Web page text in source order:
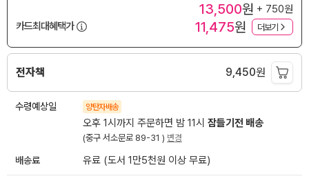
13,500원 + 750원
카드최대혜택가
11,475원 더보기
전자책 9,450원
수령예상일 양탄자배송
오후 1시까지 주문하면 밤 11시 잠들기전 배송
(중구 서소문로 89-31 ) 변경
배송료 유료 (도서 1만5천원 이상 무료)